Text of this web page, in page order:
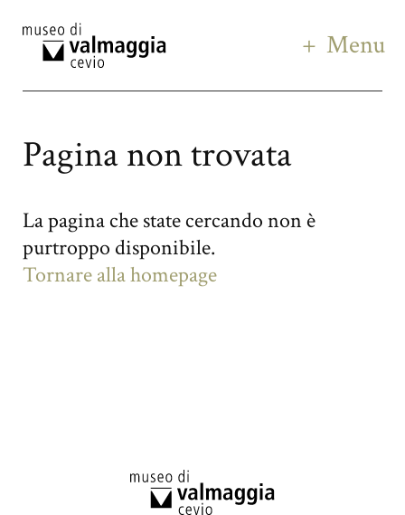
Menu
Pagina non trovata
La pagina che state cercando non è
purtroppo disponibile.
Tornare alla homepage